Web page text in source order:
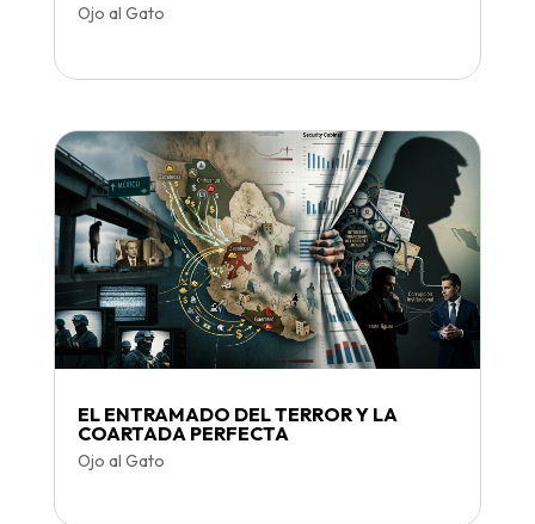
Ojo al Gato
EL ENTRAMADO DEL TERROR Y LA
COARTADA PERFECTA
Ojo al Gato